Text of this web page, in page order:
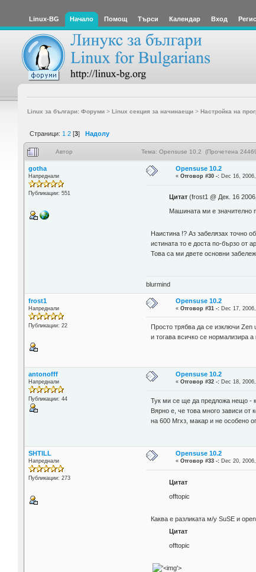
Linux-BG Начало Помощ Търси Календар Вход
Linux за българи: Форуми> Linux секция за начинаещи> Настройка на
Страници: 1 2 [3] Надолу
Автор Тема: Opensuse 10.2 (Прочетена
gotha
Напреднали
Публикации: 551
Opensuse 10.2
«Отговор #30 -: Dec 16,
Цитат(frost1 @ Дек. 16
Машината ми е значително
Наистина !? Аз забелязах точно
истината то е доста по-бързо от
Това са ми двете основни
blurmind
frost1
Напреднали
Публикации: 22
Opensuse 10.2
«Отговор #31 -: Dec 17,
Просто трябва да се изключи
и тогава всичко се нормализира
antonofff
Напреднали
Публикации: 44
Opensuse 10.2
«Отговор #32 -: Dec 18,
Тук ми се ще да предложа нещо -
Вярно е, че това много зависи от
на 600 Мгхз, макар и не особено
SHTILL
Напреднали
Публикации: 273
Opensuse 10.2
«Отговор #33 -: Dec 20,
Цитат
offtopic
Каква е разликата м/у SuSE и
Цитат
offtopic
'>